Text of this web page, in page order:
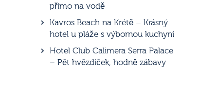
přímo na vodě
Kavros Beach na Krétě – Krásný
hotel u pláže s výbornou kuchyní
Hotel Club Calimera Serra Palace
– Pět hvězdiček, hodně zábavy